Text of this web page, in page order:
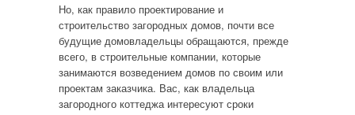
Но, как правило проектирование и
строительство загородных домов, почти все
будущие домовладельцы обращаются, прежде
всего, в строительные компании, которые
занимаются возведением домов по своим или
проектам заказчика. Вас, как владельца
загородного коттеджа интересуют сроки